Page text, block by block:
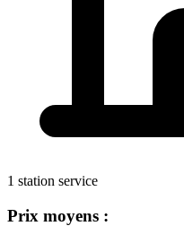
1 station service
Prix moyens :